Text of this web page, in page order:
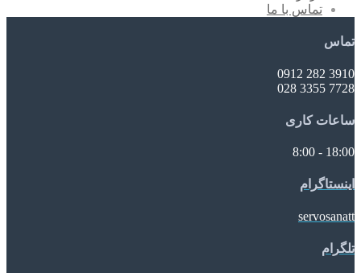
تماس با ما
تماس
3910 282 0912
7728 3355 028
ساعات کاری
18:00 - 8:00
اینستاگرام
servosanatt
تلگرام